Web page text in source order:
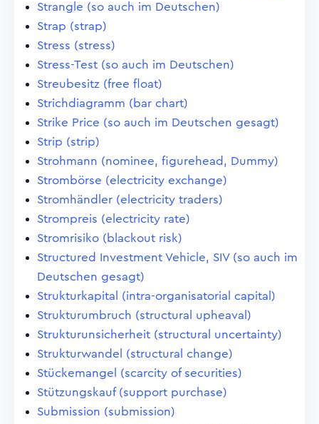
Strangle (so auch im Deutschen)
Strap (strap)
Stress (stress)
Stress-Test (so auch im Deutschen)
Streubesitz (free float)
Strichdiagramm (bar chart)
Strike Price (so auch im Deutschen gesagt)
Strip (strip)
Strohmann (nominee, figurehead, Dummy)
Strombörse (electricity exchange)
Stromhändler (electricity traders)
Strompreis (electricity rate)
Stromrisiko (blackout risk)
Structured Investment Vehicle, SIV (so auch im
Deutschen gesagt)
Strukturkapital (intra-organisatorial capital)
Strukturumbruch (structural upheaval)
Strukturunsicherheit (structural uncertainty)
Strukturwandel (structural change)
Stückemangel (scarcity of securities)
Stützungskauf (support purchase)
Submission (submission)